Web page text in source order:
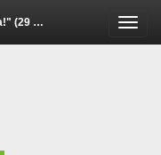
2026)